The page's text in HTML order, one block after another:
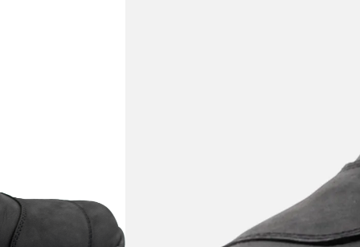
MAN BOOTS WP